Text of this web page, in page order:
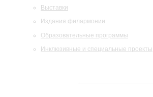
Выставки
Издания филармонии
Образовательные программы
Инклюзивные и специальные проекты